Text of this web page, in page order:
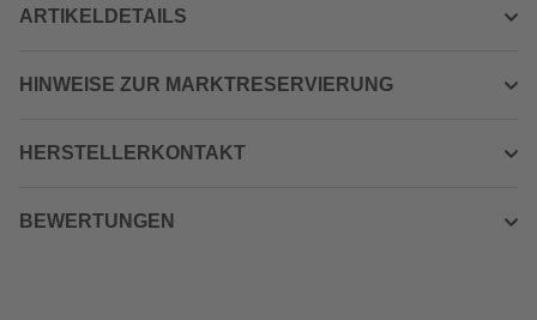
ARTIKELDETAILS
HINWEISE ZUR MARKTRESERVIERUNG
HERSTELLERKONTAKT
BEWERTUNGEN